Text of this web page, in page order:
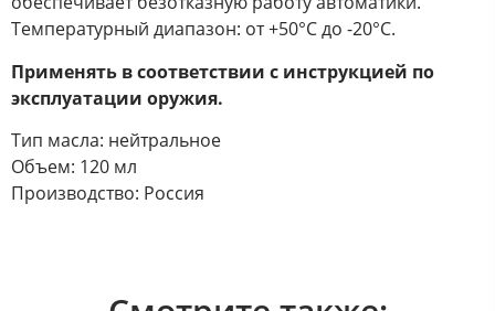
Температурный диапазон: от +50°С до -20°С.
Применять в соответствии с инструкцией по
эксплуатации оружия.
Тип масла: нейтральное
Объем: 120 мл
Производство: Россия